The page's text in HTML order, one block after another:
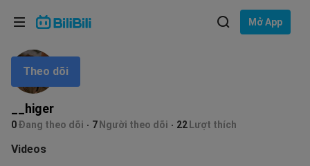
Mở App
__higer
0Đang theo dõi 7 Người theo dõi 22 Lượt thích
Theo dõi
Videos
Ngôn ngữ: Tiếng Việt
Lựa chọn ngôn ngữ
English
ภาษาไทย
Tiếng Việt